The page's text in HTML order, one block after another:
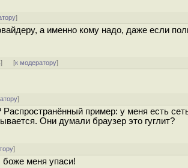
]
а именно кому надо, даже если
] [к модератору]
]
пример: у меня есть
Они думали браузер это гуглит?
]
меня упаси!